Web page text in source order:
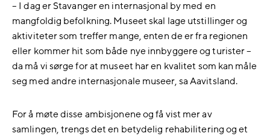
– I dag er Stavanger en internasjonal by med en
mangfoldig befolkning. Museet skal lage utstillinger og
aktiviteter som treffer mange, enten de er fra regionen
eller kommer hit som både nye innbyggere og turister –
da må vi sørge for at museet har en kvalitet som kan måle
seg med andre internasjonale museer, sa Aavitsland.
For å møte disse ambisjonene og få vist mer av
samlingen, trengs det en betydelig rehabilitering og et